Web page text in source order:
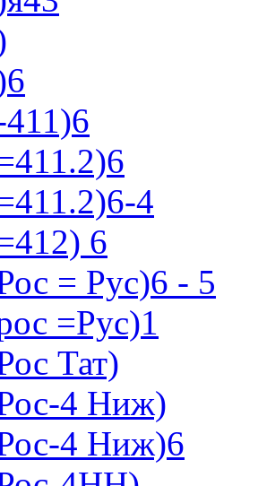
4
6
= Рус)6 - 5
=Рус)1
Тат)
4 Ниж)
4 Ниж)6